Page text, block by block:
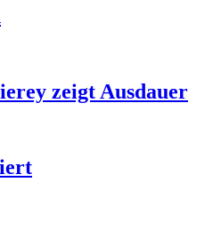
zeigt Ausdauer